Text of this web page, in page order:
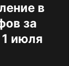
в
за
июля